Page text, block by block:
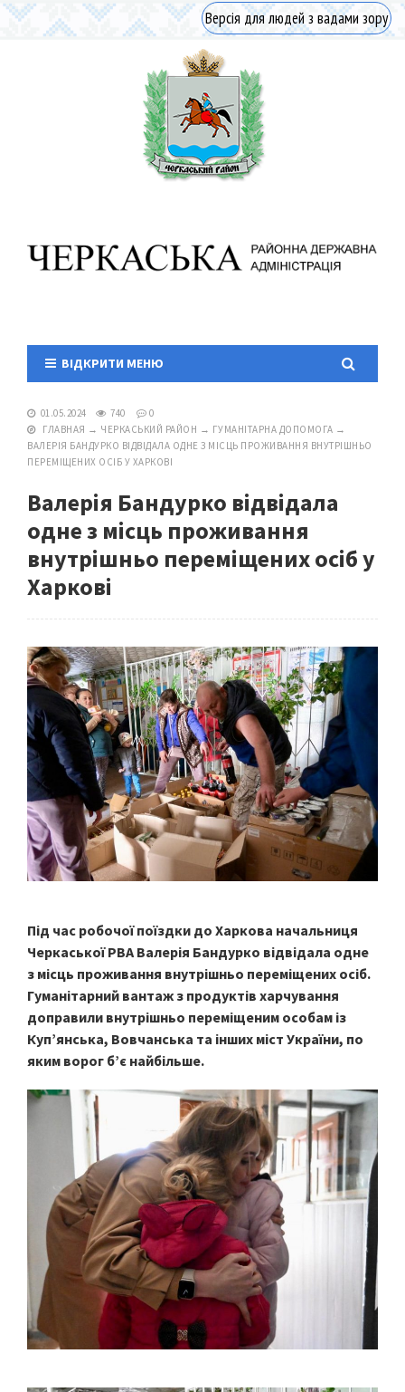
Версія для людей з вадами зору
ВІДКРИТИ МЕНЮ
01.05.2024 740
0
ГЛАВНАЯ → ЧЕРКАСЬКИЙ РАЙОН → ГУМАНІТАРНА ДОПОМОГА →
ВАЛЕРІЯ БАНДУРКО ВІДВІДАЛА ОДНЕ З МІСЦЬ ПРОЖИВАННЯ ВНУТРІШНЬО
ПЕРЕМІЩЕНИХ ОСІБ У ХАРКОВІ
Валерія Бандурко відвідала
одне з місць проживання
внутрішньо переміщених осіб у
Харкові
Під час робочої поїздки до Харкова начальниця
Черкаської РВА Валерія Бандурко відвідала одне
з місць проживання внутрішньо переміщених осіб.
Гуманітарний вантаж з продуктів харчування
доправили внутрішньо переміщеним особам із
Купʼянська, Вовчанська та інших міст України, по
яким ворог бʼє найбільше.